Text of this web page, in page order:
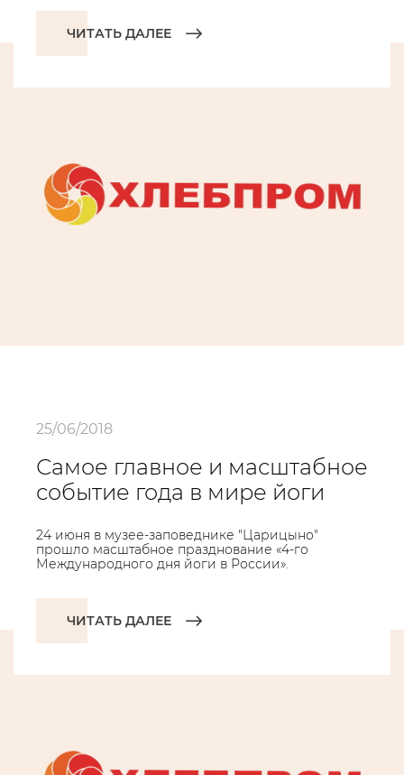
ЧИТАТЬ ДАЛЕЕ
25/06/2018
Самое главное и масштабное
событие года в мире йоги
24 июня в музее-заповеднике "Царицыно"
прошло масштабное празднование «4-го
Международного дня йоги в России».
ЧИТАТЬ ДАЛЕЕ